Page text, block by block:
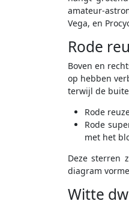
amateur-
Vega, en
Rode
Boven en
op hebben
terwijl de
Rode
Rode
met het
Deze sterren
diagram
Witte